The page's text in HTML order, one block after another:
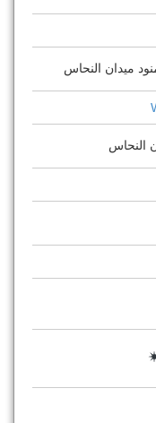
ميدان النحاس
النحاس